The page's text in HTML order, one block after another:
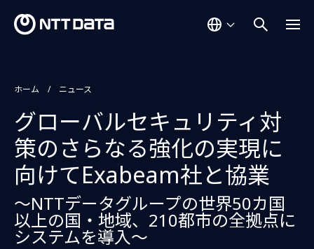
ホーム ニュース
グローバルセキュリティ対
策のさらなる強化の実現に
向けてExabeam社と協業
～NTTデータグループの世界50カ国
以上の国・地域、210都市の全拠点に
システムを導入～